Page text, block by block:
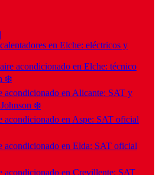
en Elche: eléctricos y
acondicionado en Elche: técnico
❄️
acondicionado en Alicante: SAT y
❄️
acondicionado en Aspe: SAT oficial
acondicionado en Elda: SAT oficial
acondicionado en Crevillente: SAT